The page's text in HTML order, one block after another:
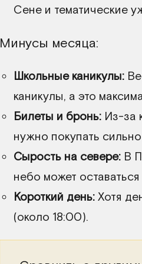
Сене и тематические
Минусы месяца:
Школьные каникулы:
каникулы, а это
Билеты и бронь: Из-за
нужно покупать
Сырость на севере: В
небо может
Короткий день: Хотя
(около 18:00).